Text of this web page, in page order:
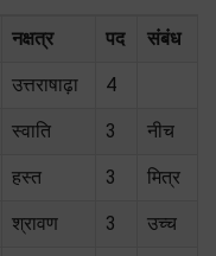
नक्षत्र पद संबंध
उत्तराषाढ़ा 4
स्वाति 3 नीच
हस्त 3 मित्र
श्र‌ावण 3 उच्च